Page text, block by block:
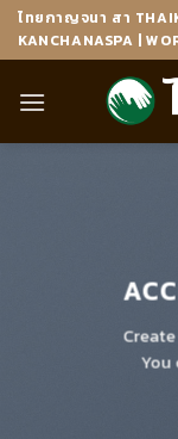
Skipไทยกาญจนา สา
KANCHANASPA |
You